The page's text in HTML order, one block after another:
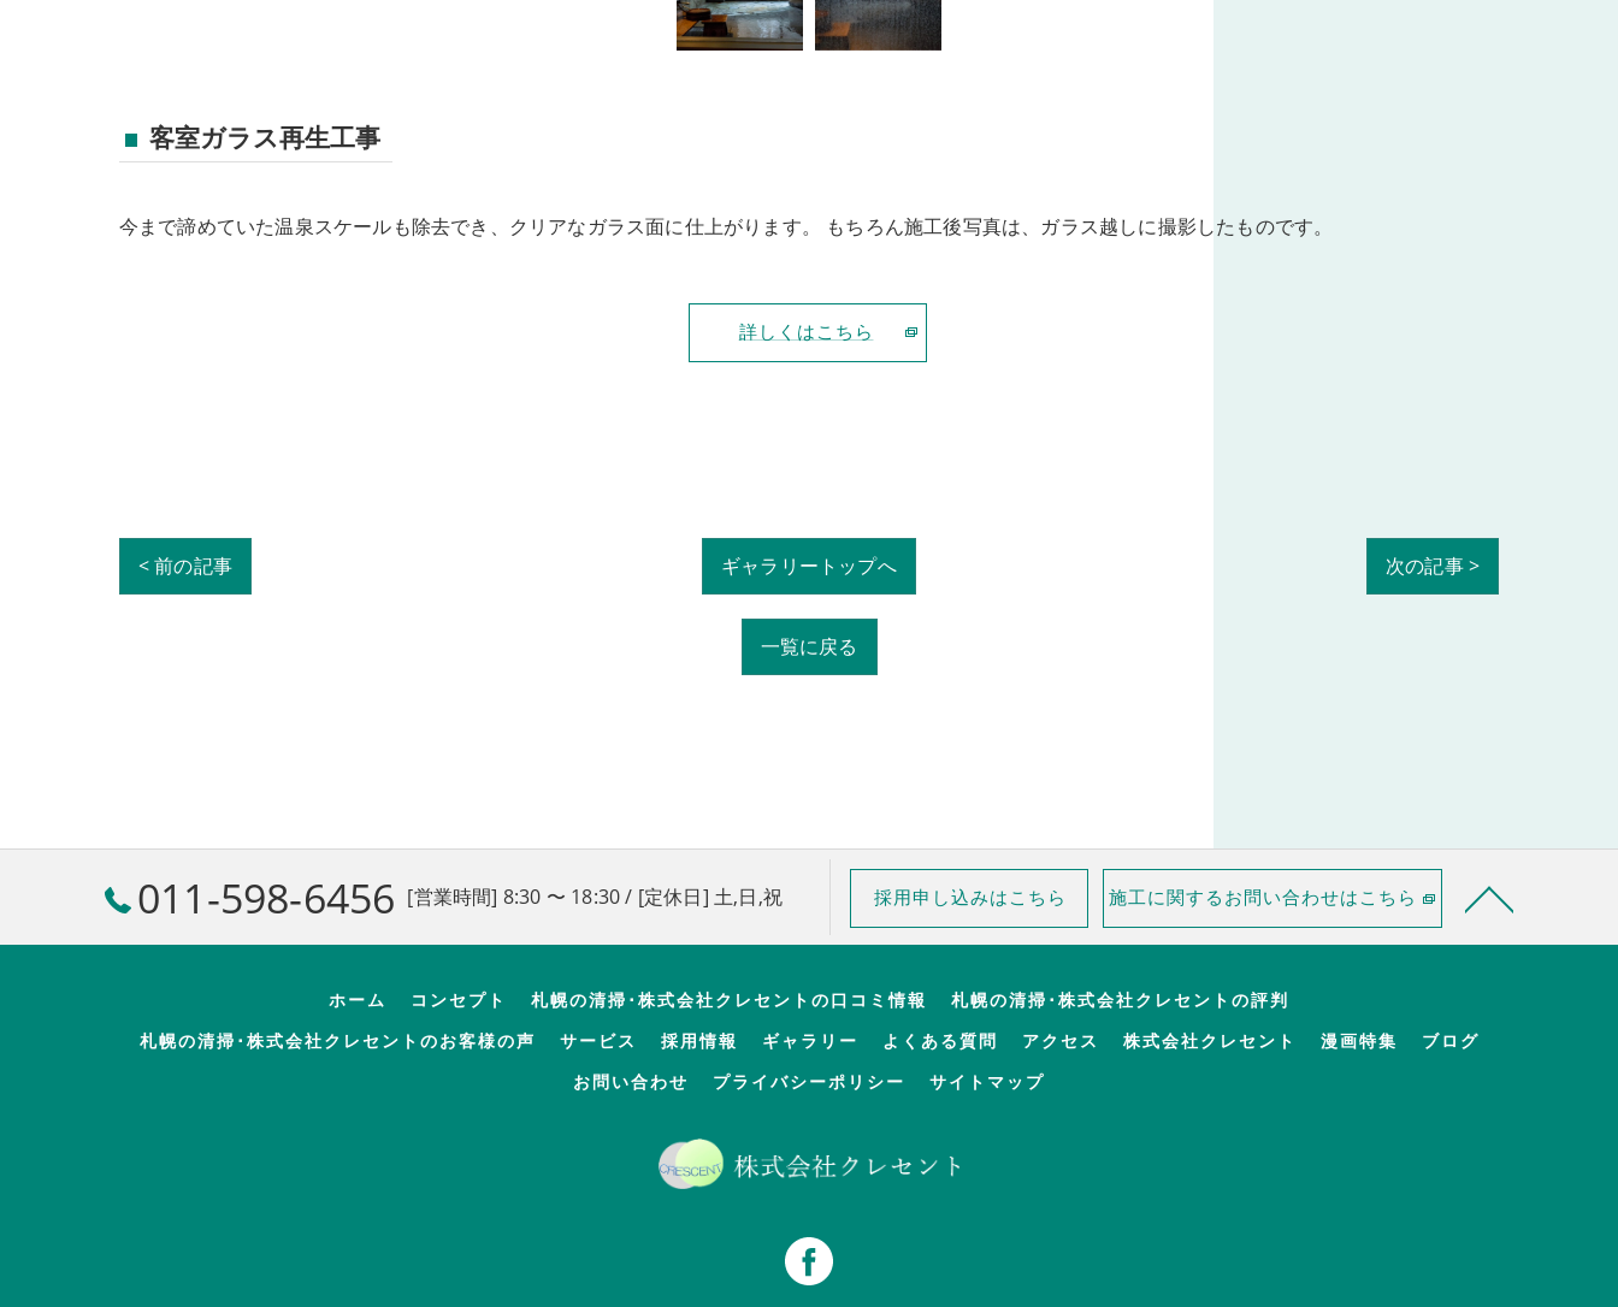
客室ガラス再生工事
今まで諦めていた温泉スケールも除去でき、クリアなガラス面に仕上がります。 もちろん施工後写真は、ガラス越しに撮影したものです。
詳しくはこちら
< 前の記事 ギャラリートップへ 次の記事 >
一覧に戻る
011-598-6456 [営業時間] 8:30 〜 18:30 / [定休日] 土,日,祝 採用申し込みはこちら 施工に関するお問い合わせはこちら
ホーム コンセプト 札幌の清掃･株式会社クレセントの口コミ情報
札幌の清掃･株式会社クレセントの評判
札幌の清掃･株式会社クレセントのお客様の声
サービス 採用情報 ギャラリー よくある質問 アクセス 株式会社クレセント 漫画特集
ブログ
お問い合わせ
プライバシーポリシー サイトマップ